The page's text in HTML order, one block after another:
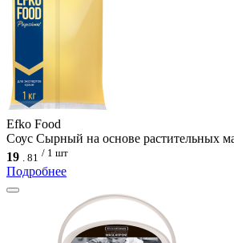
Efko Food
Соус Сырный на основе растительных
19
81 / 1 шт
Подробнее